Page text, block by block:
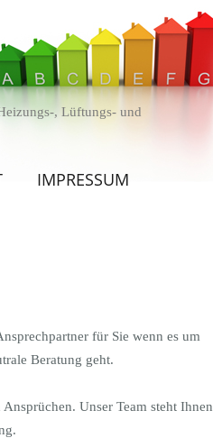
, Lüftungs- und
IMPRESSUM
für Sie wenn es um
Beratung geht.
Unser Team steht Ihnen